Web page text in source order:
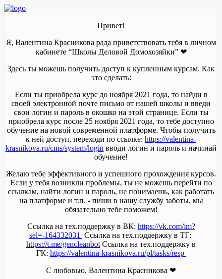
Привет!
Я, Валентина Красникова рада приветствовать тебя в личном
кабинете “Школы Деловой Домохозяйки” ❤
Здесь ты можешь получить доступ к купленным курсам. Как
это сделать:
Если ты приобрела курс до ноября 2021 года, то найди в
своей электронной почте письмо от нашей школы и введи
свои логин и пароль в окошко на этой странице. Если ты
приобрела курс после 25 ноября 2021 года, то тебе доступно
обучение на новой современной платформе. Чтобы получить
к ней доступ, переходи по ссылке: https://valentina-
krasnikova.ru/cms/system/login вводи логин и пароль и начинай
обучение!
Желаю тебе эффективного и успешного прохождения курсов.
Если у тебя возникли проблемы, ты не можешь перейти по
ссылкам, найти логин и пароль, не понимаешь, как работать
на платформе и т.п. - пиши в нашу службу заботы, мы
обязательно тебе поможем!
Ссылка на тех.поддержку в ВК: https://vk.com/im?
sel=-164332031
Ссылка на тех.поддержку в ТГ:
https://t.me/gencleanbot Ссылка на тех.поддержку в
ГК: https://valentina-krasnikova.ru/pl/tasks/resp
С любовью, Валентина Красникова ❤